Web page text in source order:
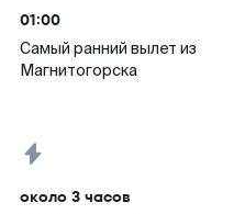
01:00
Самый ранний вылет из
Магнитогорска
около 3 часов